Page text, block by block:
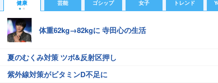
健康 芸能 ゴシップ 女子 トレンド
体重62kg→82kgに 寺田心の生活
夏のむくみ対策 ツボ&反射区押し
紫外線対策がビタミンD不足に